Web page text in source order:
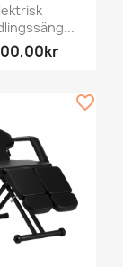
favorite_border